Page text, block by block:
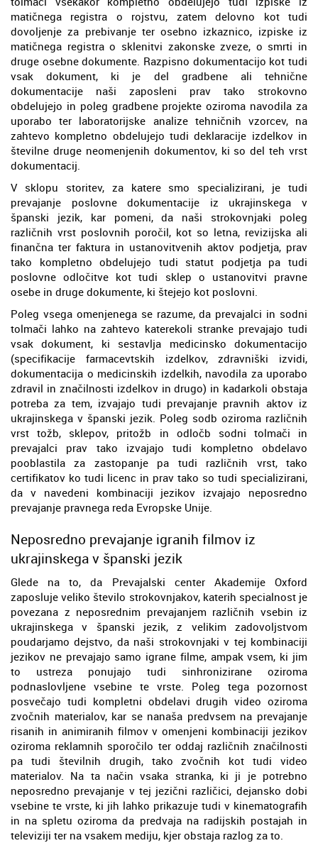
matičnega registra o rojstvu, zatem delovno kot tudi
dovoljenje za prebivanje ter osebno izkaznico, izpiske iz
matičnega registra o sklenitvi zakonske zveze, o smrti in
druge osebne dokumente. Razpisno dokumentacijo kot tudi
vsak dokument, ki je del gradbene ali tehnične
dokumentacije naši zaposleni prav tako strokovno
obdelujejo in poleg gradbene projekte oziroma navodila za
uporabo ter laboratorijske analize tehničnih vzorcev, na
zahtevo kompletno obdelujejo tudi deklaracije izdelkov in
številne druge neomenjenih dokumentov, ki so del teh vrst
dokumentacij.
V sklopu storitev, za katere smo specializirani, je tudi
prevajanje poslovne dokumentacije iz ukrajinskega v
španski jezik, kar pomeni, da naši strokovnjaki poleg
različnih vrst poslovnih poročil, kot so letna, revizijska ali
finančna ter faktura in ustanovitvenih aktov podjetja, prav
tako kompletno obdelujejo tudi statut podjetja pa tudi
poslovne odločitve kot tudi sklep o ustanovitvi pravne
osebe in druge dokumente, ki štejejo kot poslovni.
Poleg vsega omenjenega se razume, da prevajalci in sodni
tolmači lahko na zahtevo katerekoli stranke prevajajo tudi
vsak dokument, ki sestavlja medicinsko dokumentacijo
(specifikacije farmacevtskih izdelkov, zdravniški izvidi,
dokumentacija o medicinskih izdelkih, navodila za uporabo
zdravil in značilnosti izdelkov in drugo) in kadarkoli obstaja
potreba za tem, izvajajo tudi prevajanje pravnih aktov iz
ukrajinskega v španski jezik. Poleg sodb oziroma različnih
vrst tožb, sklepov, pritožb in odločb sodni tolmači in
prevajalci prav tako izvajajo tudi kompletno obdelavo
pooblastila za zastopanje pa tudi različnih vrst, tako
certifikatov ko tudi licenc in prav tako so tudi specializirani,
da v navedeni kombinaciji jezikov izvajajo neposredno
prevajanje pravnega reda Evropske Unije.
Neposredno prevajanje igranih filmov iz
ukrajinskega v španski jezik
Glede na to, da Prevajalski center Akademije Oxford
zaposluje veliko število strokovnjakov, katerih specialnost je
povezana z neposrednim prevajanjem različnih vsebin iz
ukrajinskega v španski jezik, z velikim zadovoljstvom
poudarjamo dejstvo, da naši strokovnjaki v tej kombinaciji
jezikov ne prevajajo samo igrane filme, ampak vsem, ki jim
to ustreza ponujajo tudi sinhronizirane oziroma
podnaslovljene vsebine te vrste. Poleg tega pozornost
posvečajo tudi kompletni obdelavi drugih video oziroma
zvočnih materialov, kar se nanaša predvsem na prevajanje
risanih in animiranih filmov v omenjeni kombinaciji jezikov
oziroma reklamnih sporočilo ter oddaj različnih značilnosti
pa tudi številnih drugih, tako zvočnih kot tudi video
materialov. Na ta način vsaka stranka, ki ji je potrebno
neposredno prevajanje v tej jezični različici, dejansko dobi
vsebine te vrste, ki jih lahko prikazuje tudi v kinematografih
in na spletu oziroma da predvaja na radijskih postajah in
televiziji ter na vsakem mediju, kjer obstaja razlog za to.